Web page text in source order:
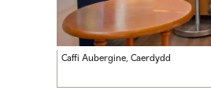
Caffi Aubergine, Caerdydd